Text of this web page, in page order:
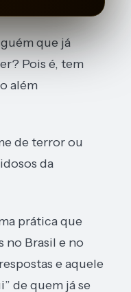
que já
Pois é, tem
além
de terror ou
da
prática que
no Brasil e no
e aquele
de quem já se